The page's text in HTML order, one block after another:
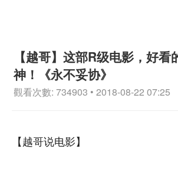
【越哥】这部R级电影，好
神！《永不妥协》
觀看次數: 734903 • 2018-08-22 07:25
【越哥说电影】